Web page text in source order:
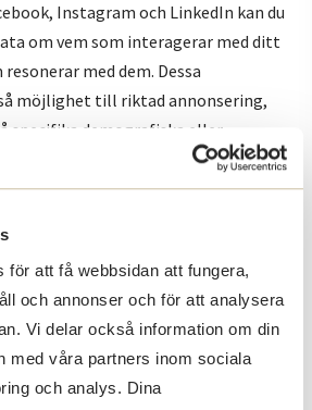
för att få webbsidan att fungera,
och annonser och för att analysera
Vi delar också information om din
med våra partners inom sociala
och analys. Dina
Instagram och LinkedIn kan du
om vem som interagerar med ditt
med dem. Dessa
möjlighet till riktad annonsering,
specifika demografiska eller
dem för att bygga en djupare relation
att skapa engagerande och
vara aktiv i diskussioner och
skapa en närmare koppling till dina
mäta engagemang och